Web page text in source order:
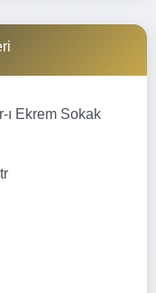
ı Ekrem Sokak